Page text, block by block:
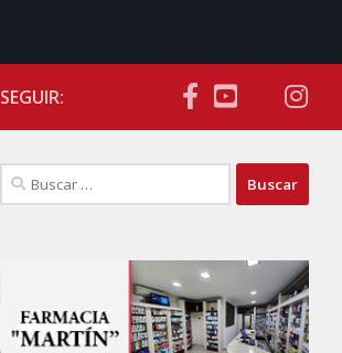
SEGUIR:
Buscar: